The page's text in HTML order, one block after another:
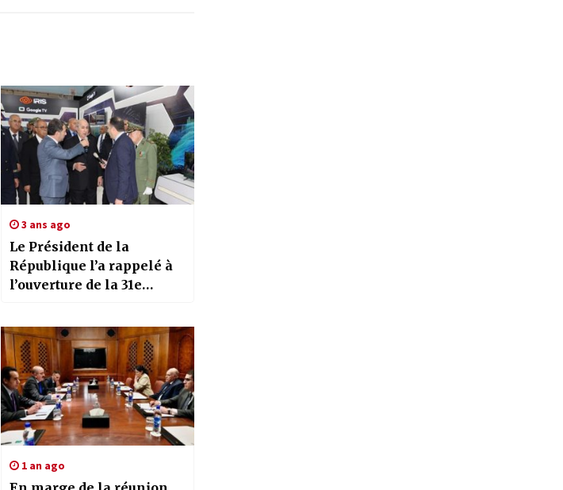
3 ans ago
Le Président de la
République l’a rappelé à
l’ouverture de la 31e
production algérienne /
L’Etat soutient et
accompagne les
investisseurs à tous les
niveaux
1 an ago